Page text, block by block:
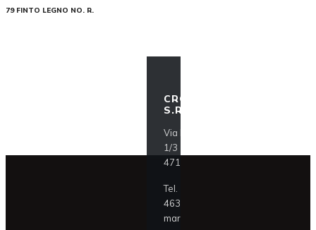
79 FINTO LEGNO NO. R.
CROCI ITALIA
S.R.L.
Via F.lli Lumière
1/3
47121 Forlì (FC)
Tel.
463911
mark@croci.com